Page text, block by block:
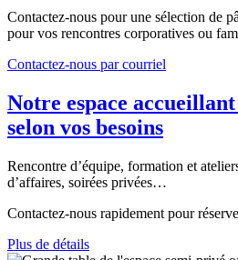
Contactez-nous pour une sélection de
pour vos rencontres corporatives ou
Contactez-nous par courriel
Notre espace
selon vos besoins
Rencontre d’équipe, formation et
d’affaires, soirées privées…
Contactez-nous rapidement pour
Plus de détails